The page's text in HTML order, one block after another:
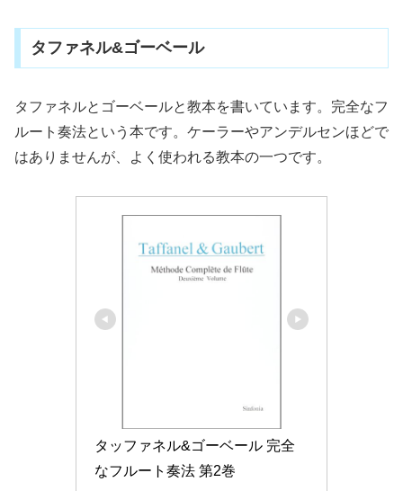
タファネル&ゴーベール
タファネルとゴーベールと教本を書いています。完全なフ
ルート奏法という本です。ケーラーやアンデルセンほどで
はありませんが、よく使われる教本の一つです。
タッファネル&ゴーベール 完全
なフルート奏法 第2巻